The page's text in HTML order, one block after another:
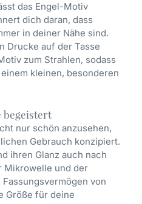
das Engel-Motiv
dich daran, dass
in deiner Nähe sind.
Drucke auf der Tasse
zum Strahlen, sodass
kleinen, besonderen
begeistert
nur schön anzusehen,
Gebrauch konzipiert.
ihren Glanz auch nach
Mikrowelle und der
von
Größe für deine